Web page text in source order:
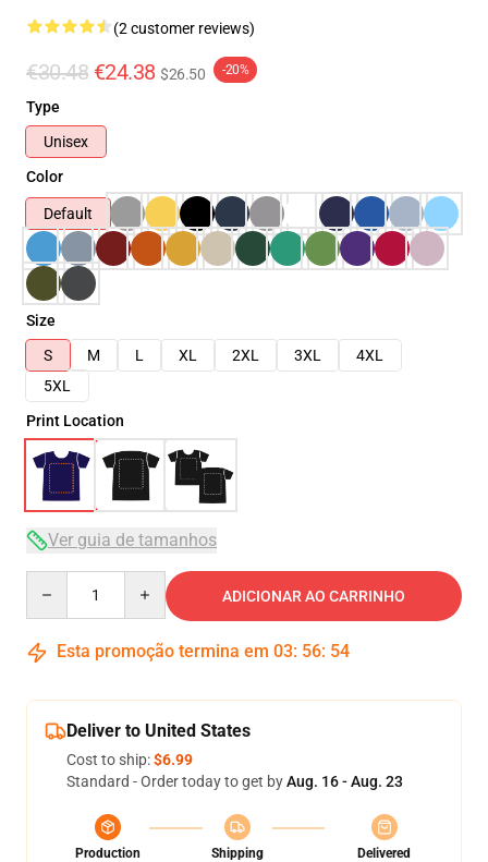
(2 customer reviews)
€30.48 €24.38 $26.50 -20%
Type
Unisex
Color
Default
Size
S
M L XL 2XL 3XL
4XL
5XL
Print Location
Ver guia de tamanhos
ADICIONAR AO CARRINHO
Esta promoção termina em 03: 56: 53
Deliver to United States
Cost to ship:$6.99
Standard - Order today to get byAug. 16 - Aug. 23
Production
Shipping
Delivered